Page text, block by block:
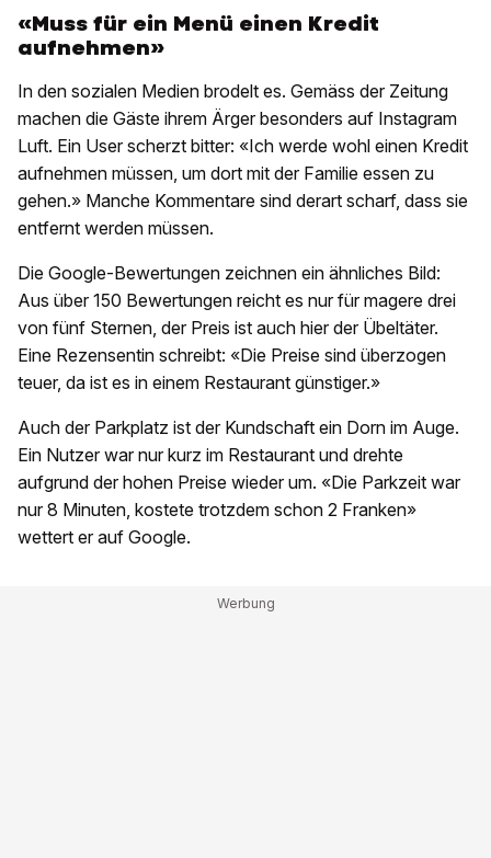
«Muss für ein Menü einen Kredit
aufnehmen»
In den sozialen Medien brodelt es. Gemäss der Zeitung
machen die Gäste ihrem Ärger besonders auf Instagram
Luft. Ein User scherzt bitter: «Ich werde wohl einen Kredit
aufnehmen müssen, um dort mit der Familie essen zu
gehen.» Manche Kommentare sind derart scharf, dass sie
entfernt werden müssen.
Die Google-Bewertungen zeichnen ein ähnliches Bild:
Aus über 150 Bewertungen reicht es nur für magere drei
von fünf Sternen, der Preis ist auch hier der Übeltäter.
Eine Rezensentin schreibt: «Die Preise sind überzogen
teuer, da ist es in einem Restaurant günstiger.»
Auch der Parkplatz ist der Kundschaft ein Dorn im Auge.
Ein Nutzer war nur kurz im Restaurant und drehte
aufgrund der hohen Preise wieder um. «Die Parkzeit war
nur 8 Minuten, kostete trotzdem schon 2 Franken»
wettert er auf Google.